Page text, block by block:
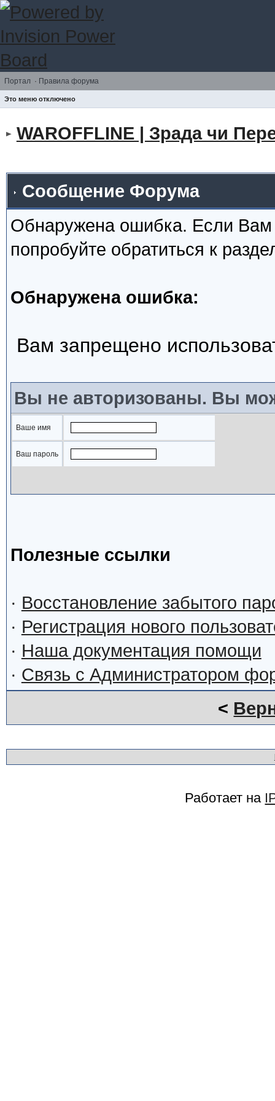
Портал · Правила форума
Это меню отключено
WAROFFLINE | Зрада чи
Сообщение Форума
Обнаружена ошибка. Если
попробуйте обратиться к
Обнаружена ошибка:
Вам запрещено
Вы не авторизованы. Вы
Ваше имя
Ваш пароль
Полезные ссылки
· Восстановление забытого
· Регистрация нового
· Наша документация помощи
· Связь с Администратором
<
Работает на